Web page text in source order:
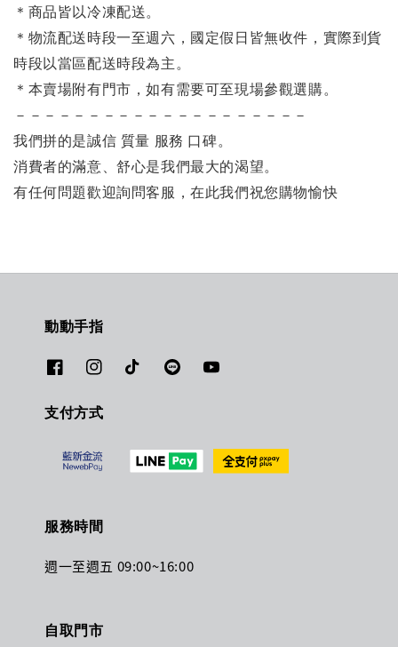
＊商品皆以冷凍配送。
＊物流配送時段一至週六，國定假日皆無收件，實際到貨
時段以當區配送時段為主。
＊本賣場附有門市，如有需要可至現場參觀選購。
－－－－－－－－－－－－－－－－－－－－
我們拼的是誠信 質量 服務 口碑。
消費者的滿意、舒心是我們最大的渴望。
有任何問題歡迎詢問客服，在此我們祝您購物愉快
動動手指
支付方式
服務時間
週一至週五 09:00~16:00
自取門市